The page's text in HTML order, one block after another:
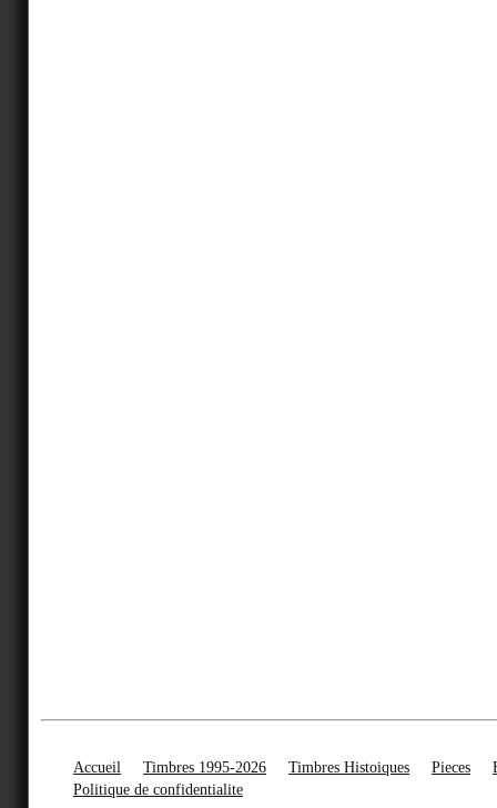
Accueil Timbres 1995-2026 Timbres Histoiques Pieces
Politique de confidentialite